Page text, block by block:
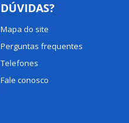
DÚVIDAS?
Mapa do site
Perguntas frequentes
Telefones
Fale conosco